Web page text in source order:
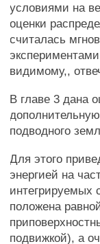
условиями на
оценки
считалась
видимому,,
В главе 3 дана
подводного
Для этого
энергией на
интегрируемых
положена
подвижкой), а